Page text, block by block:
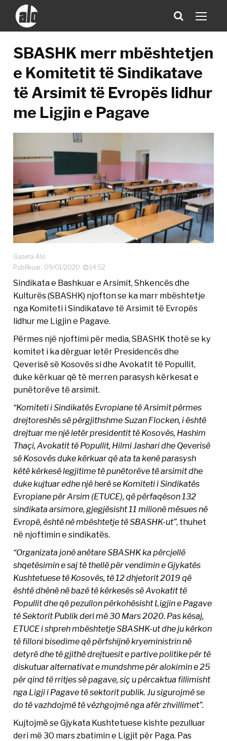
SBASHK merr mbështetjen
e Komitetit të Sindikatave
të Arsimit të Evropës lidhur
me Ligjin e Pagave
Gazeta Alo
Publikuar: 09/01/2020
14:52
Sindikata e Bashkuar e Arsimit, Shkencës dhe
Kulturës (SBASHK) njofton se ka marr mbështetje
nga Komiteti i Sindikatave të Arsimit të Evropës
lidhur me Ligjin e Pagave.
Përmes një njoftimi për media, SBASHK thotë se ky
komitet i ka dërguar letër Presidencës dhe
Qeverisë së Kosovës si dhe Avokatit të Popullit,
duke kërkuar që të merren parasysh kërkesat e
punëtorëve të arsimit.
“Komiteti i Sindikatës Evropiane të Arsimit përmes
drejtoreshës së përgjithshme Suzan Flocken, i është
drejtuar me një letër presidentit të Kosovës, Hashim
Thaçi, Avokatit të Popullit, Hilmi Jashari dhe Qeverisë
së Kosovës duke kërkuar që ata ta kenë parasysh
këtë kërkesë legjitime të punëtorëve të arsimit dhe
duke kujtuar edhe një herë se Komiteti i Sindikatës
Evropiane për Arsim (ETUCE), që përfaqëson 132
sindikata arsimore, gjegjësisht 11 milionë mësues në
Evropë, është në mbështetje të SBASHK-ut”, thuhet
në njoftimin e sindikatës.
“Organizata jonë anëtare SBASHK ka përcjellë
shqetësimin e saj të thellë për vendimin e Gjykatës
Kushtetuese të Kosovës, të 12 dhjetorit 2019 që
është dhënë në bazë të kërkesës së Avokatit të
Popullit dhe që pezullon përkohësisht Ligjin e Pagave
të Sektorit Publik deri më 30 Mars 2020. Pas kësaj,
ETUCE i shpreh mbështetje SBASHK-ut dhe ju kërkon
të filloni bisedime që përfshijnë kryeministrin në
detyrë dhe të gjithë drejtuesit e partive politike për të
diskutuar alternativat e mundshme për alokimin e 25
për qind të rritjes së pagave, siç u përcaktua fillimisht
nga Ligji i Pagave të sektorit publik. Ju sigurojmë se
do të vazhdojmë të vëzhgojmë nga afër zhvillimet”.
Kujtojmë se Gjykata Kushtetuese kishte pezulluar
deri më 30 mars zbatimin e Ligjit për Paga. Pas